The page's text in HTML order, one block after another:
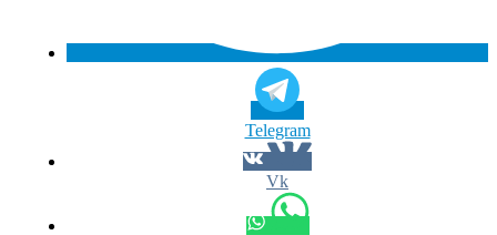
Telegram
Vk